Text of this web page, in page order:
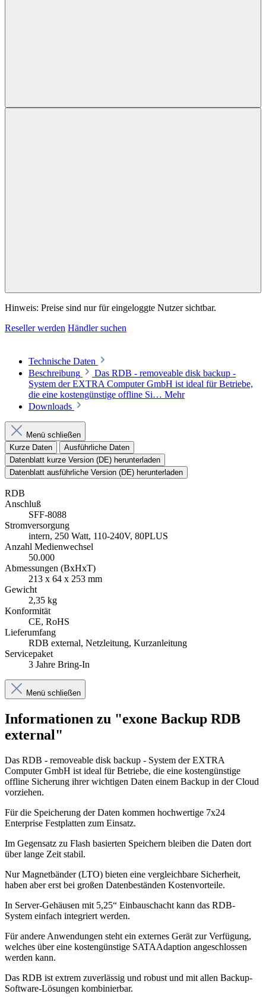
Hinweis: Preise sind nur für eingeloggte Nutzer sichtbar.
Reseller werden Händler suchen
Technische Daten
Beschreibung
Das RDB - removeable disk backup -
System der EXTRA Computer GmbH ist ideal für Betriebe,
die eine kostengünstige offline Si… Mehr
Downloads
Menü schließen
Kurze Daten
Ausführliche Daten
Datenblatt kurze Version (DE) herunterladen
Datenblatt ausführliche Version (DE) herunterladen
RDB
Anschluß
SFF-8088
Stromversorgung
intern, 250 Watt, 110-240V, 80PLUS
Anzahl Medienwechsel
50.000
Abmessungen (BxHxT)
213 x 64 x 253 mm
Gewicht
2,35 kg
Konformität
CE, RoHS
Lieferumfang
RDB external, Netzleitung, Kurzanleitung
Servicepaket
3 Jahre Bring-In
Menü schließen
Informationen zu "exone Backup RDB
external"
Das RDB - removeable disk backup - System der EXTRA
Computer GmbH ist ideal für Betriebe, die eine kostengünstige
offline Sicherung ihrer wichtigen Daten einem Backup in der Cloud
vorziehen.
Für die Speicherung der Daten kommen hochwertige 7x24
Enterprise Festplatten zum Einsatz.
Im Gegensatz zu Flash basierten Speichern bleiben die Daten dort
über lange Zeit stabil.
Nur Magnetbänder (LTO) bieten eine vergleichbare Sicherheit,
haben aber erst bei großen Datenbeständen Kostenvorteile.
In Server-Gehäusen mit 5,25“ Einbauschacht kann das RDB-
System einfach integriert werden.
Für andere Anwendungen steht ein externes Gerät zur Verfügung,
welches über eine kostengünstige SATAAdaption angeschlossen
werden kann.
Das RDB ist extrem zuverlässig und robust und mit allen Backup-
Software-Lösungen kombinierbar.